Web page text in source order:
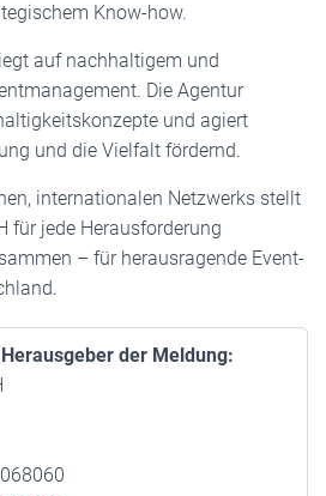
Know-how.
auf nachhaltigem und
Die Agentur
und agiert
und die Vielfalt fördernd.
internationalen Netzwerks stellt
für jede Herausforderung
– für herausragende Event-
der Meldung: